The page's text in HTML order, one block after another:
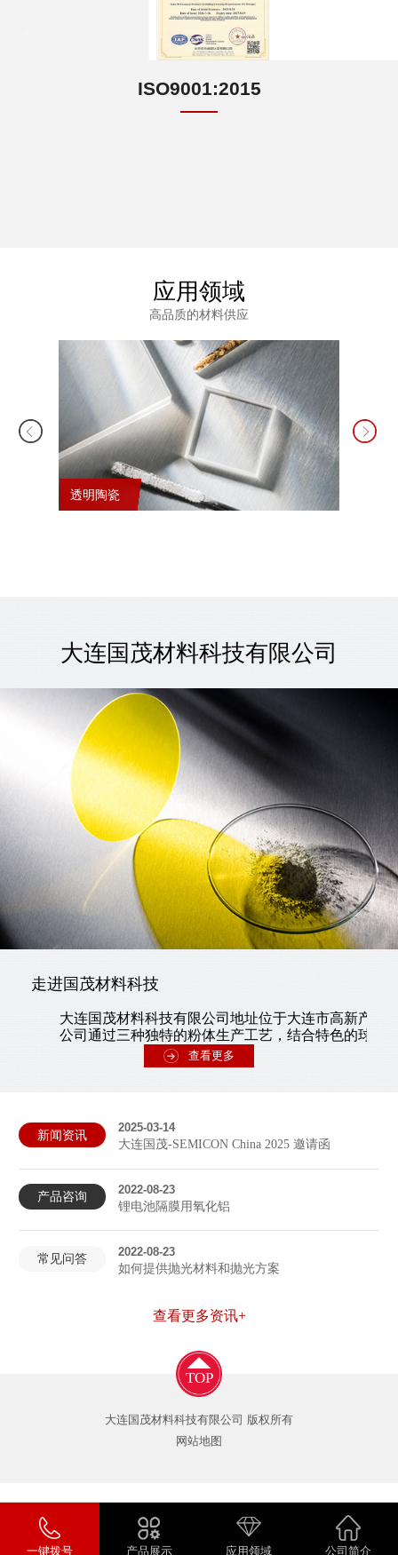
ISO9001:2015
应用领域
高品质的材料供应
透明陶瓷
大连国茂材料科技有限公司
走进国茂材料科技
大连国茂材料科技有限公司地址位于大连市高新产业
公司通过三种独特的粉体生产工艺，结合特色的球磨分
查看更多
新闻资讯
2025-03-14
大连国茂-SEMICON China 2025 邀请函
产品咨询
2022-08-23
锂电池隔膜用氧化铝
常见问答
2022-08-23
如何提供抛光材料和抛光方案
查看更多资讯+
TOP
大连国茂材料科技有限公司 版权所有
网站地图
一键拨号 产品展示 应用领域 公司简介